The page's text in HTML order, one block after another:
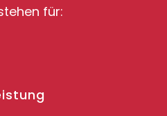
für: